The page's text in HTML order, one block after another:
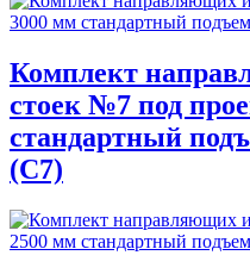
Комплект
стоек №7 под
стандартный
(С7)